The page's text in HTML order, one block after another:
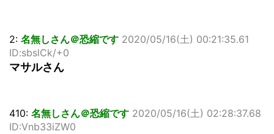
2: 名無しさん＠恐縮です 2020/05/16(土) 00:21:35.61
ID:sbslCk/+0
マサルさん
410: 名無しさん＠恐縮です 2020/05/16(土) 02:28:37.68
ID:Vnb33iZW0